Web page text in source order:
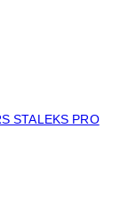
STALEKS PRO